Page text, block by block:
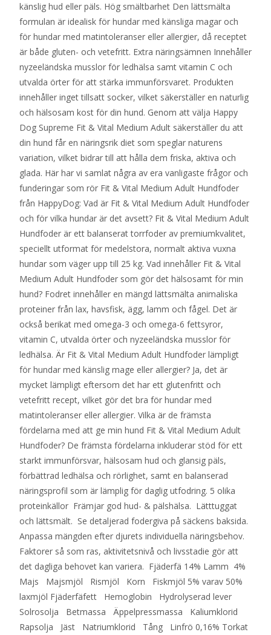
känslig hud eller päls. Hög smältbarhet Den lättsmälta
formulan är idealisk för hundar med känsliga magar och
för hundar med matintoleranser eller allergier, då receptet
är både gluten- och vetefritt. Extra näringsämnen Innehåller
nyzeeländska musslor för ledhälsa samt vitamin C och
utvalda örter för att stärka immunförsvaret. Produkten
innehåller inget tillsatt socker, vilket säkerställer en naturlig
och hälsosam kost för din hund. Genom att välja Happy
Dog Supreme Fit & Vital Medium Adult säkerställer du att
din hund får en näringsrik diet som speglar naturens
variation, vilket bidrar till att hålla dem friska, aktiva och
glada. Här har vi samlat några av era vanligaste frågor och
funderingar som rör Fit & Vital Medium Adult Hundfoder
från HappyDog: Vad är Fit & Vital Medium Adult Hundfoder
och för vilka hundar är det avsett? Fit & Vital Medium Adult
Hundfoder är ett balanserat torrfoder av premiumkvalitet,
speciellt utformat för medelstora, normalt aktiva vuxna
hundar som väger upp till 25 kg. Vad innehåller Fit & Vital
Medium Adult Hundfoder som gör det hälsosamt för min
hund? Fodret innehåller en mängd lättsmälta animaliska
proteiner från lax, havsfisk, ägg, lamm och fågel. Det är
också berikat med omega-3 och omega-6 fettsyror,
vitamin C, utvalda örter och nyzeeländska musslor för
ledhälsa. Är Fit & Vital Medium Adult Hundfoder lämpligt
för hundar med känslig mage eller allergier? Ja, det är
mycket lämpligt eftersom det har ett glutenfritt och
vetefritt recept, vilket gör det bra för hundar med
matintoleranser eller allergier. Vilka är de främsta
fördelarna med att ge min hund Fit & Vital Medium Adult
Hundfoder? De främsta fördelarna inkluderar stöd för ett
starkt immunförsvar, hälsosam hud och glansig päls,
förbättrad ledhälsa och rörlighet, samt en balanserad
näringsprofil som är lämplig för daglig utfodring. 5 olika
proteinkällor Främjar god hud- & pälshälsa. Lätttuggat
och lättsmält. Se detaljerad fodergiva på säckens baksida.
Anpassa mängden efter djurets individuella näringsbehov.
Faktorer så som ras, aktivitetsnivå och livsstadie gör att
det dagliga behovet kan variera. Fjäderfä 14% Lamm 4%
Majs Majsmjöl Rismjöl Korn Fiskmjöl 5% varav 50%
laxmjöl Fjäderfäfett Hemoglobin Hydrolyserad lever
Solrosolja Betmassa Äppelpressmassa Kaliumklorid
Rapsolja Jäst Natriumklorid Tång Linfrö 0,16% Torkat